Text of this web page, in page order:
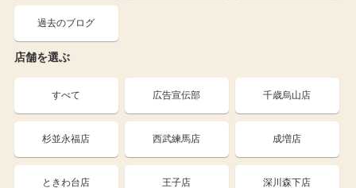
過去のブログ
店舗を選ぶ
すべて 広告宣伝部 千歳烏山店
杉並永福店 西武練馬店 成増店
ときわ台店 王子店 深川森下店